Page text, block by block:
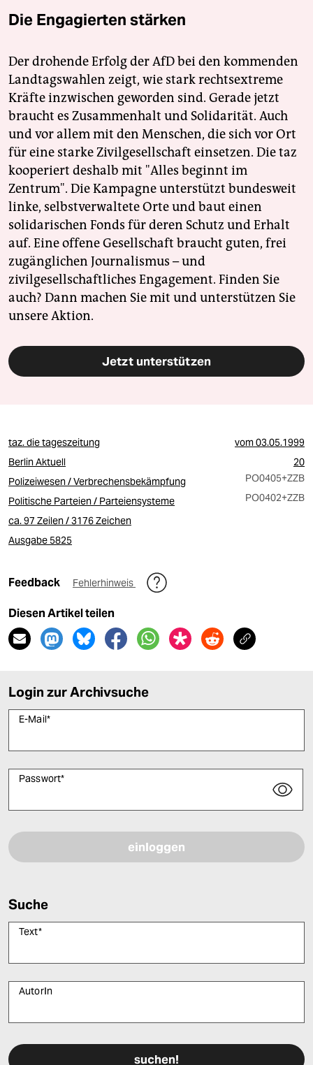
Die Engagierten stärken
Der drohende Erfolg der AfD bei den kommenden
Landtagswahlen zeigt, wie stark rechtsextreme
Kräfte inzwischen geworden sind. Gerade jetzt
braucht es Zusammenhalt und Solidarität. Auch
und vor allem mit den Menschen, die sich vor Ort
für eine starke Zivilgesellschaft einsetzen. Die taz
kooperiert deshalb mit "Alles beginnt im
Zentrum". Die Kampagne unterstützt bundesweit
linke, selbstverwaltete Orte und baut einen
solidarischen Fonds für deren Schutz und Erhalt
auf. Eine offene Gesellschaft braucht guten, frei
zugänglichen Journalismus – und
zivilgesellschaftliches Engagement. Finden Sie
auch? Dann machen Sie mit und unterstützen Sie
unsere Aktion.
Jetzt unterstützen
taz. die tageszeitung vom03.05.1999
Berlin Aktuell
20
Polizeiwesen / Verbrechensbekämpfung
PO0405+ZZB
Politische Parteien / Parteiensysteme
PO0402+ZZB
ca. 97 Zeilen / 3176 Zeichen
Ausgabe 5825
Feedback Fehlerhinweis
Diesen Artikel teilen
Login zur Archivsuche
E-Mail*
Passwort*
Suche
Text*
AutorIn